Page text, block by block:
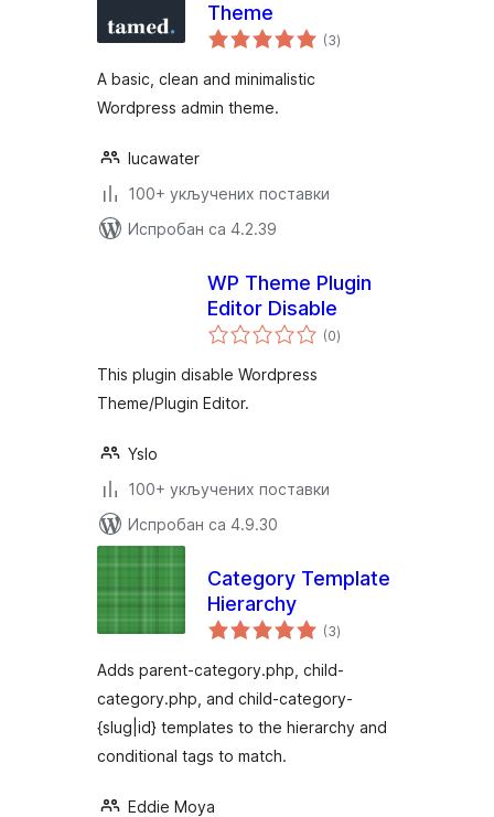
Theme
(3укупних
оцена
)
A basic, clean and minimalistic
Wordpress admin theme.
lucawater
100+ укључених поставки
Испробан са 4.2.39
WP Theme Plugin
Editor Disable
(0укупних
оцена
)
This plugin disable Wordpress
Theme/Plugin Editor.
Yslo
100+ укључених поставки
Испробан са 4.9.30
Category Template
Hierarchy
(3укупних
оцена
)
Adds parent-category.php, child-
category.php, and child-category-
{slug|id} templates to the hierarchy and
conditional tags to match.
Eddie Moya